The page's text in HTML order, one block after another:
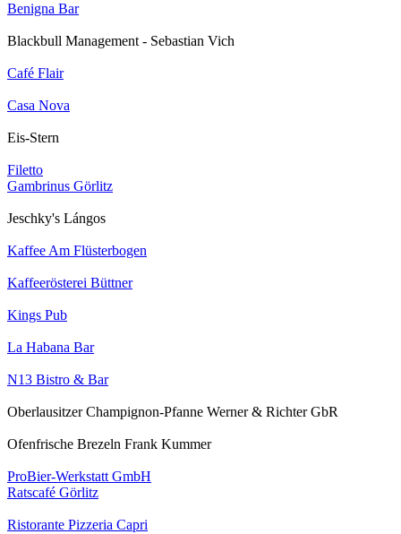
Benigna Bar
Blackbull Management - Sebastian Vich
Café Flair
Casa Nova
Eis-Stern
Filetto
Gambrinus Görlitz
Jeschky's Lángos
Kaffee Am Flüsterbogen
Kaffeerösterei Büttner
Kings Pub
La Habana Bar
N13 Bistro & Bar
Oberlausitzer Champignon-Pfanne Werner & Richter GbR
Ofenfrische Brezeln Frank Kummer
ProBier-Werkstatt GmbH
Ratscafé Görlitz
Ristorante Pizzeria Capri